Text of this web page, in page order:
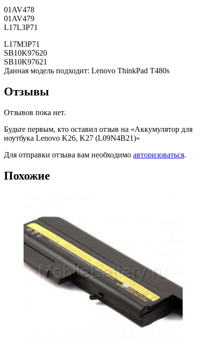
01AV478
01AV479
L17L3P71
L17M3P71
SB10K97620
SB10K97621
Данная модель подходит: Lenovo ThinkPad T480s
Отзывы
Отзывов пока нет.
Будьте первым, кто оставил отзыв на «Аккумулятор для
ноутбука Lenovo K26, K27 (L09N4B21)»
Для отправки отзыва вам необходимо авторизоваться.
Похожие